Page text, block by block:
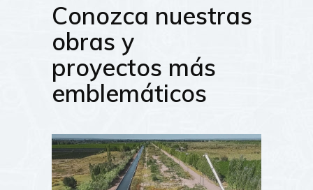
Conozca nuestras
obras y
proyectos más
emblemáticos